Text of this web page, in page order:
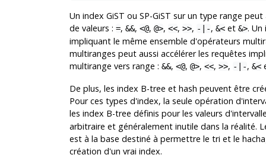
Un index GiST ou SP-GiST sur un type range
de valeurs : =, &&, <@, @>, <<, >>, -|-, &<et &>. Un
impliquant le même ensemble d'opérateurs
multiranges peut aussi accélérer les requêtes
multirange vers range : &&, <@, @>, <<, >>, -|-, &<
De plus, les index B-tree et hash peuvent être
Pour ces types d'index, la seule opération
les index B-tree définis pour les valeurs
arbitraire et généralement inutile dans la réalité.
est à la base destiné à permettre le tri et le
création d'un vrai index.